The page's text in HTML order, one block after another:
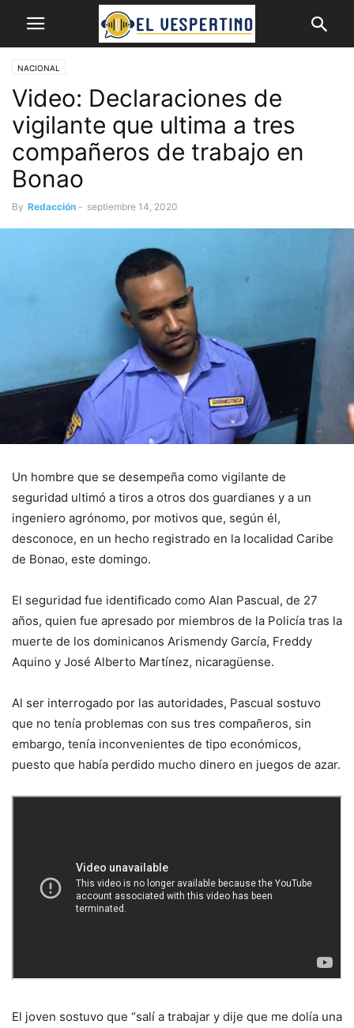
NACIONAL
Video: Declaraciones de
vigilante que ultima a tres
compañeros de trabajo en
Bonao
By Redacción - septiembre 14, 2020
Un hombre que se desempeña como vigilante de
seguridad ultimó a tiros a otros dos guardianes y a un
ingeniero agrónomo, por motivos que, según él,
desconoce, en un hecho registrado en la localidad Caribe
de Bonao, este domingo.
El seguridad fue identificado como Alan Pascual, de 27
años, quien fue apresado por miembros de la Policía tras la
muerte de los dominicanos Arismendy García, Freddy
Aquino y José Alberto Martínez, nicaragüense.
Al ser interrogado por las autoridades, Pascual sostuvo
que no tenía problemas con sus tres compañeros, sin
embargo, tenía inconvenientes de tipo económicos,
puesto que había perdido mucho dinero en juegos de azar.
El joven sostuvo que “salí a trabajar y dije que me dolía una